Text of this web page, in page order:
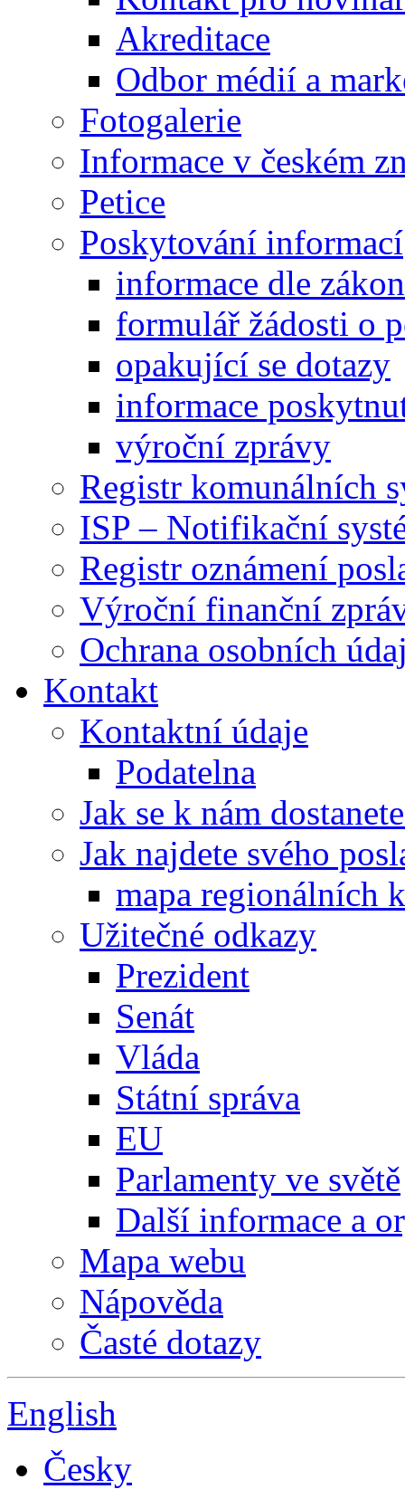
Akreditace
Odbor médií a
Fotogalerie
Informace v českém
Petice
Poskytování informací
informace dle
formulář žádosti o
opakující se dotazy
informace
výroční zprávy
Registr komunálních
ISP – Notifikační
Registr oznámení
Výroční finanční
Ochrana osobních
Kontakt
Kontaktní údaje
Podatelna
Jak se k nám
Jak najdete svého
mapa regionálních
Užitečné odkazy
Prezident
Senát
Vláda
Státní správa
EU
Parlamenty ve světě
Další informace a
Mapa webu
Nápověda
Časté dotazy
English
Česky